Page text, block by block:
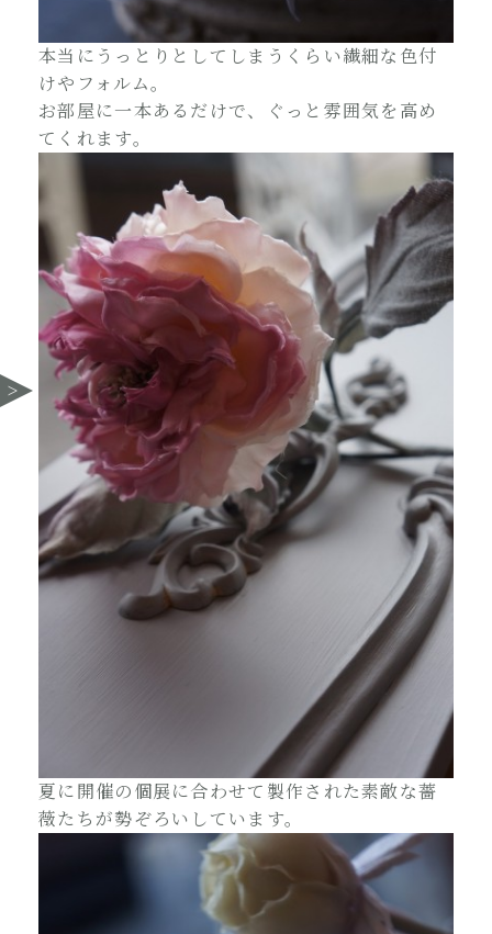
本当にうっとりとしてしまうくらい繊細な色付
けやフォルム。
お部屋に一本あるだけで、ぐっと雰囲気を高め
てくれます。
夏に開催の個展に合わせて製作された素敵な薔
薇たちが勢ぞろいしています。